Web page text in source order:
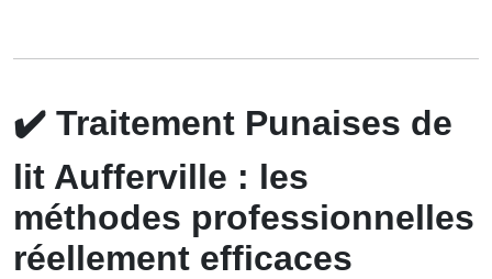
✔️ Traitement Punaises de
lit Aufferville : les
méthodes professionnelles
réellement efficaces